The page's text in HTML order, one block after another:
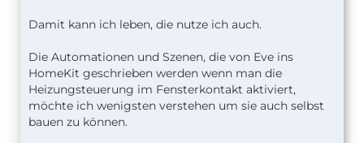
Damit kann ich leben, die nutze ich auch.
Die Automationen und Szenen, die von Eve ins
HomeKit geschrieben werden wenn man die
Heizungsteuerung im Fensterkontakt aktiviert,
möchte ich wenigsten verstehen um sie auch selbst
bauen zu können.